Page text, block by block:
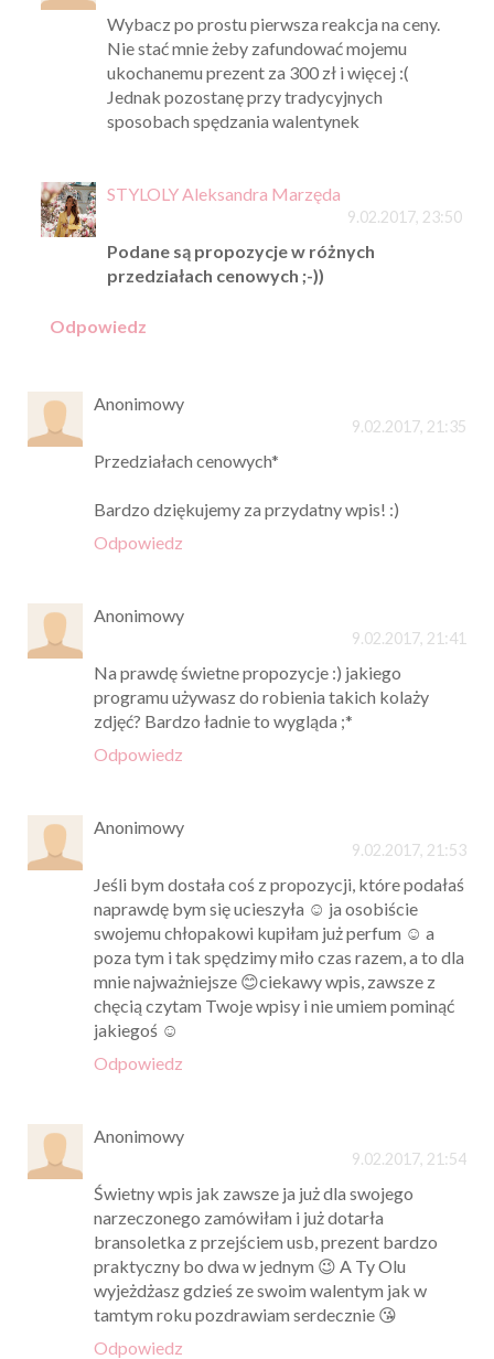
Wybacz po prostu pierwsza reakcja na ceny.
Nie stać mnie żeby zafundować mojemu
ukochanemu prezent za 300 zł i więcej :(
Jednak pozostanę przy tradycyjnych
sposobach spędzania walentynek
STYLOLY Aleksandra Marzęda
9.02.2017, 23:50
Podane są propozycje w różnych
przedziałach cenowych ;-))
Odpowiedz
Anonimowy
9.02.2017, 21:35
Przedziałach cenowych*
Bardzo dziękujemy za przydatny wpis! :)
Odpowiedz
Anonimowy
9.02.2017, 21:41
Na prawdę świetne propozycje :) jakiego
programu używasz do robienia takich kolaży
zdjęć? Bardzo ładnie to wygląda ;*
Odpowiedz
Anonimowy
9.02.2017, 21:53
Jeśli bym dostała coś z propozycji, które podałaś
naprawdę bym się ucieszyła ☺ ja osobiście
swojemu chłopakowi kupiłam już perfum ☺ a
poza tym i tak spędzimy miło czas razem, a to dla
mnie najważniejsze 😊ciekawy wpis, zawsze z
chęcią czytam Twoje wpisy i nie umiem pominąć
jakiegoś ☺
Odpowiedz
Anonimowy
9.02.2017, 21:54
Świetny wpis jak zawsze ja już dla swojego
narzeczonego zamówiłam i już dotarła
bransoletka z przejściem usb, prezent bardzo
praktyczny bo dwa w jednym 😉 A Ty Olu
wyjeżdżasz gdzieś ze swoim walentym jak w
tamtym roku pozdrawiam serdecznie 😘
Odpowiedz